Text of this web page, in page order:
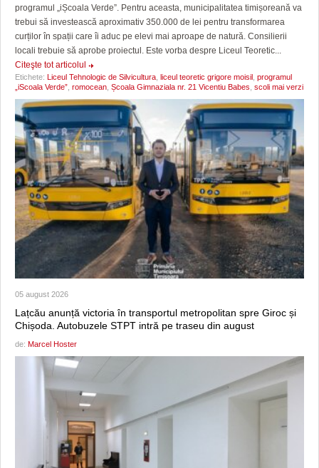
programul „iȘcoala Verde”. Pentru aceasta, municipalitatea timișoreană va
trebui să investească aproximativ 350.000 de lei pentru transformarea
curților în spații care îi aduc pe elevi mai aproape de natură. Consilierii
locali trebuie să aprobe proiectul. Este vorba despre Liceul Teoretic...
Citeşte tot articolul
Etichete: Liceul Tehnologic de Silvicultura, liceul teoretic grigore moisil , programul
„iScoala Verde”, romocean, Școala Gimnaziala nr. 21 Vicentiu Babes, scoli mai verzi
05 august 2026
Lațcău anunță victoria în transportul metropolitan spre Giroc și
Chișoda. Autobuzele STPT intră pe traseu din august
de: Marcel Hoster